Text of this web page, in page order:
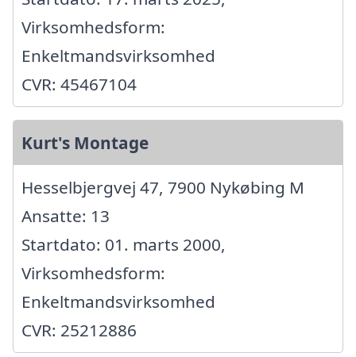
Virksomhedsform:
Enkeltmandsvirksomhed
CVR: 45467104
Kurt's Montage
Hesselbjergvej 47, 7900 Nykøbing M
Ansatte: 13
Startdato: 01. marts 2000,
Virksomhedsform:
Enkeltmandsvirksomhed
CVR: 25212886